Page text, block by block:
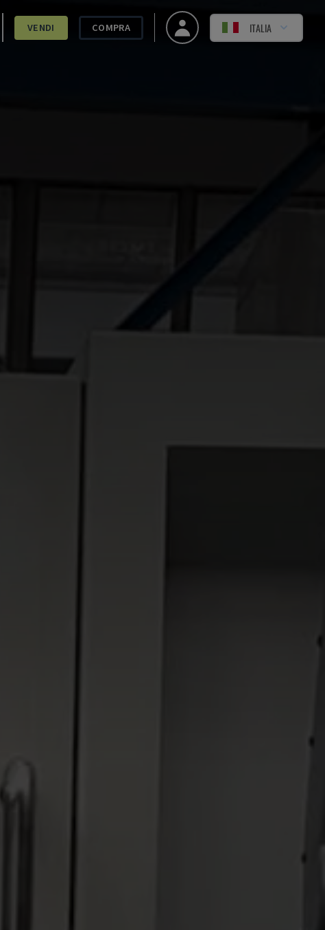
VENDI COMPRA ITALIA